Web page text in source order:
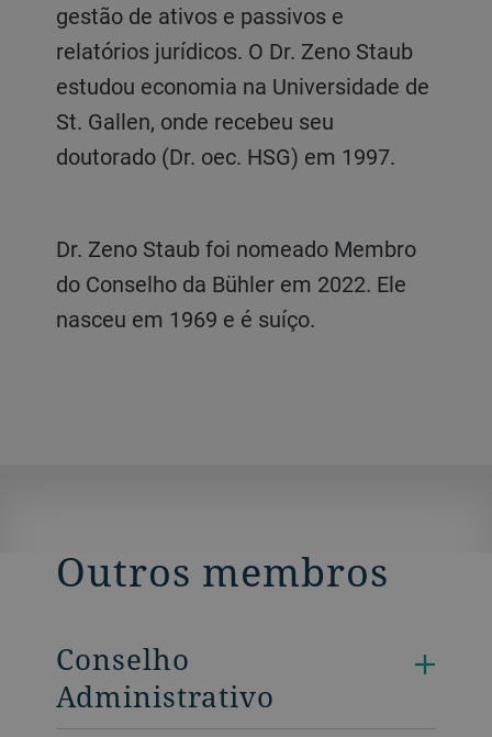
gestão de ativos e passivos e
relatórios jurídicos. O Dr. Zeno Staub
estudou economia na Universidade de
St. Gallen, onde recebeu seu
doutorado (Dr. oec. HSG) em 1997.
Dr. Zeno Staub foi nomeado Membro
do Conselho da Bühler em 2022. Ele
nasceu em 1969 e é suíço.
Outros membros
Conselho
Administrativo